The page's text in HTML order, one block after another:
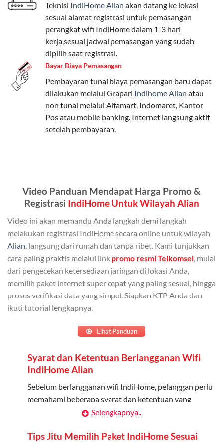
Paket Easy cocok untuk kebutuhan dasar, Paket
Complete untuk yang menginginkan fitur lengkap,
dan Paket Dynamic IP untuk pengguna yang
memprioritaskan kecepatan internet tinggi.
Paket Telkomsel One dengan Kuota Keluarga
Salah satu fitur unggulan Telkomsel One adalah Paket
Kuota Keluarga. Dengan kuota hingga 30 GB, Anda
bisa membagikan internet kepada anggota keluarga
atau teman tanpa perlu khawatir kehabisan kuota.
Admin (pelanggan utama) dan anggota yang terdaftar.
Admin dapat mendaftarkan hingga 5 anggota
keluarga atau teman untuk menggunakan kuota ini.
Berlaku Nasional
Kuota keluarga bisa digunakan di seluruh Indonesia
untuk jaringan 2G, 3G, dan 4G.
Kuota ini hanya bisa digunakan di dalam negeri.
Cara Menggunakan Kuota Keluarga
Daftarkan Anggota: Admin dapat mendaftarkan anggota
melalui aplikasi MyTelkomsel atau website Telkomsel One.
Bagikan Kuota: Setelah terdaftar, anggota bisa langsung
Teknisi IndiHome Alian akan datang ke lokasi
sesuai alamat registrasi untuk pemasangan
perangkat wifi IndiHome dalam 1-3 hari
kerja,sesuai jadwal pemasangan yang sudah
dipilih saat registrasi.
Bayar Biaya Pemasangan
Pembayaran tunai biaya pemasangan baru dapat
dilakukan melalui Grapari Indihome Alian atau
non tunai melalui Alfamart, Indomaret, Kantor
Pos atau mobile banking. Internet langsung aktif
setelah pembayaran.
Video Panduan Mendapat Harga Promo &
Registrasi IndiHome Untuk Wilayah Alian
Video ini akan memandu Anda langkah demi langkah
melakukan registrasi IndiHome secara online untuk wilayah
Alian , langsung dari rumah dan tanpa ribet. Kami tunjukkan
cara paling praktis melalui link promo resmi Telkomsel , mulai
dari pengecekan ketersediaan jaringan di lokasi Anda,
memilih paket internet super cepat yang paling sesuai, hingga
proses verifikasi data yang simpel. Siapkan KTP Anda dan
ikuti tutorial lengkapnya.
Lihat Panduan
Syarat dan Ketentuan Berlangganan Wifi
IndiHome Alian
Sebelum berlangganan wifi IndiHome, pelanggan perlu
memahami beberapa syarat dan ketentuan yang
Kontrak Berlangganan
Selengkapnya..
Tips Jitu Memilih Paket IndiHome Sesuai